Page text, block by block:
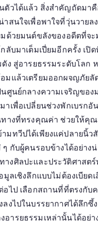
ตัวได้แล้ว สิ่งสำคัญถัดมา
าสนใจเพื่อพาใจที่วุ่นวาย
มด้วยมนต์ขลังของอดีตที่จะ
กลับมาเต็มเปี่ยมอีกครั้ง เ
ดัง สู่อารยธรรมระดับโลก
มแล้วเตรียมออกผจญภัยลั
นศูนย์กลางความเจริญของ
าเพื่อเปลี่ยนช่วงพักเบรก
ทางที่ทรงคุณค่า ช่วยให้คุ
มทวีปได้เพียงแค่ปลายนิ้ว
กับผู้คนรอบข้างได้อย่าง
างศิลปะและประวัติศาสต
มูลเชิงลึกแบบไม่ต้องเบีย
อไป เลือกสถานที่ที่ตรงกับ
ลงไปในบรรยากาศได้ลึกซึ้
ารยธรรมเหล่านั้นได้อย่า